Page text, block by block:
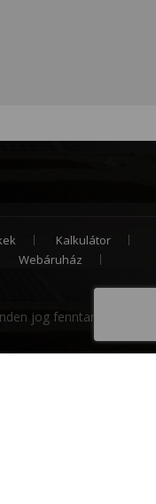
Kalkulátor
Webáruház
jog fenntartva.